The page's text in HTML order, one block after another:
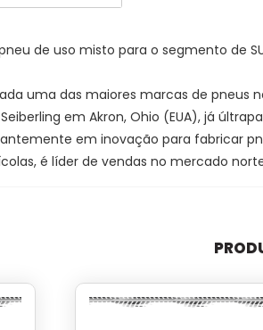
de uso misto para o segmento de
uma das maiores marcas de pneus
em Akron, Ohio (EUA), já
em inovação para fabricar
é líder de vendas no mercado